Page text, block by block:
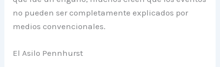
no pueden ser completamente explicados por
medios convencionales.
El Asilo Pennhurst